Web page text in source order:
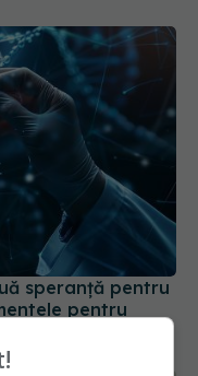
speranță pentru
pentru